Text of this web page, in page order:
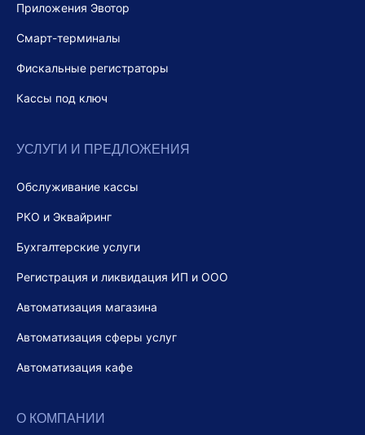
Приложения Эвотор
Смарт-терминалы
Фискальные регистраторы
Кассы под ключ
УСЛУГИ И ПРЕДЛОЖЕНИЯ
Обслуживание кассы
РКО и Эквайринг
Бухгалтерские услуги
Регистрация и ликвидация ИП и ООО
Автоматизация магазина
Автоматизация сферы услуг
Автоматизация кафе
О КОМПАНИИ